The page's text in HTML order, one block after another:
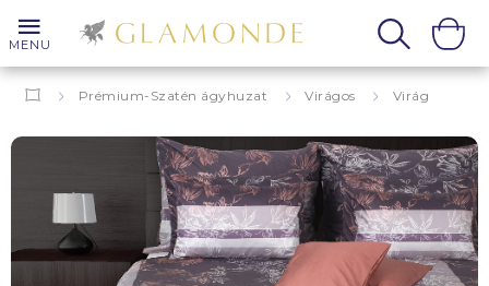
MENU
Prémium-Szatén ágyhuzat Virágos Virág
Toscana